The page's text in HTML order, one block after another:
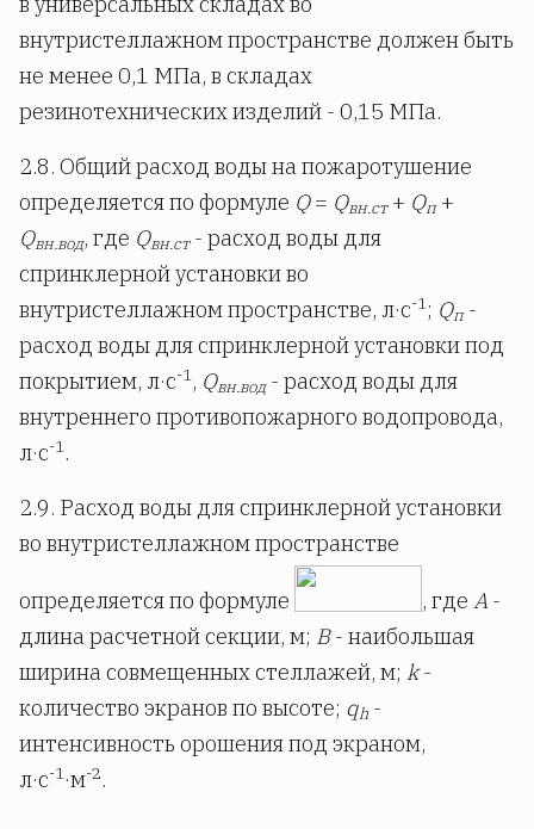
внутристеллажном пространстве должен быть
не менее 0,1 МПа, в складах
резинотехнических изделий - 0,15 МПа.
2.8. Общий расход воды на пожаротушение
определяется по формуле Q= Qвн.ст+ Qп+
Qвн.вод, где Qвн.ст- расход воды для
спринклерной установки во
внутристеллажном пространстве, л·с-1; Qп-
расход воды для спринклерной установки под
покрытием, л·с-1, Qвн.вод- расход воды для
внутреннего противопожарного водопровода,
л·с-1.
2.9. Расход воды для спринклерной установки
во внутристеллажном пространстве
определяется по формуле , где A -
длина расчетной секции, м; B- наибольшая
ширина совмещенных стеллажей, м; k-
количество экранов по высоте; qh -
интенсивность орошения под экраном,
л·с-1·м-2.